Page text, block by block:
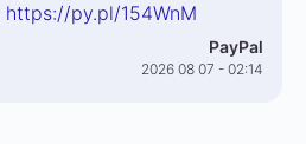
https://py.pl/154WnM
PayPal
2026 08 07 - 02:14